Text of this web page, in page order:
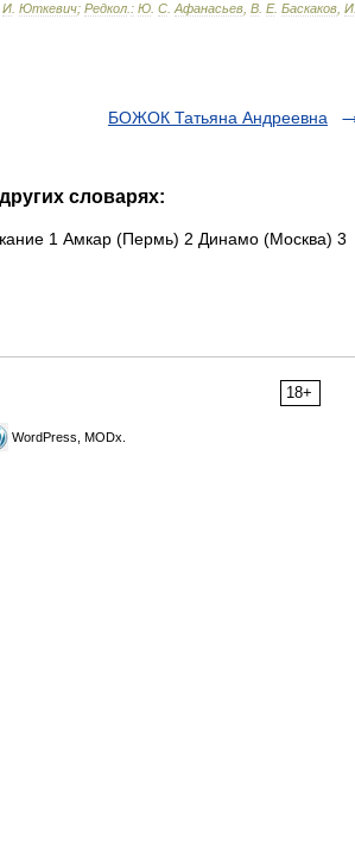
И Юткевич; Редкол : Ю С Афанасьев В Е. Баскаков И
БОЖОК Татьяна Андреевна
словарях:
1 Амкар (Пермь) 2 Динамо (Москва) 3
18+
WordPress, MODx.